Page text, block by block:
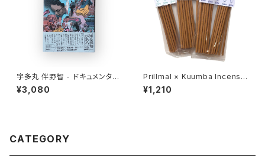
宇多丸 伴野智 - ドキュメンタリ
ーで知るせかい
¥3,080
Prillmal × Kuumba Incense
2026 SPRING & SUMMER
¥1,210
CATEGORY